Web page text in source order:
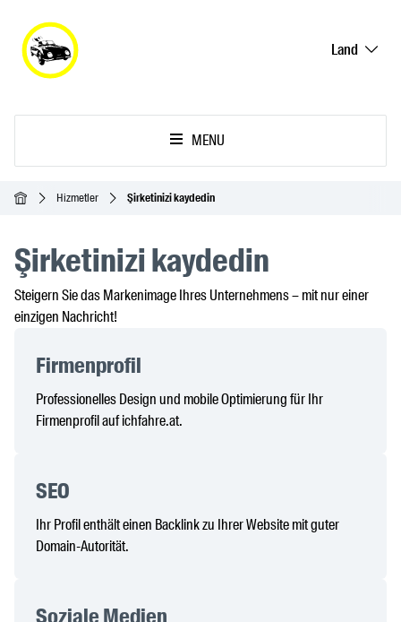
Land
MENU
Ana SayfaHizmetler Şirketinizi kaydedin
Şirketinizi kaydedin
Steigern Sie das Markenimage Ihres Unternehmens – mit nur einer
einzigen Nachricht!
Firmenprofil
Professionelles Design und mobile Optimierung für Ihr
Firmenprofil auf ichfahre.at.
SEO
Ihr Profil enthält einen Backlink zu Ihrer Website mit guter
Domain-Autorität.
Soziale Medien